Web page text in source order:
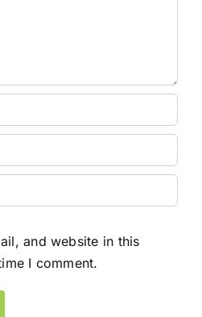
and website in this
I comment.